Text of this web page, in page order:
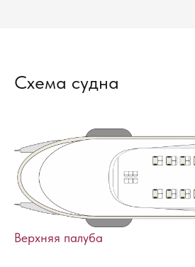
Схема судна
Верхняя палуба